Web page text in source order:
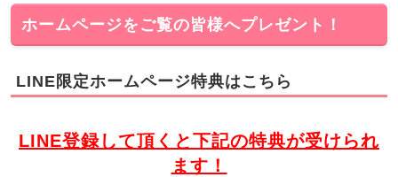
ホームページをご覧の皆様へプレゼント！
LINE限定ホームページ特典はこちら
LINE登録して頂くと下記の特典が受けられ
ます！